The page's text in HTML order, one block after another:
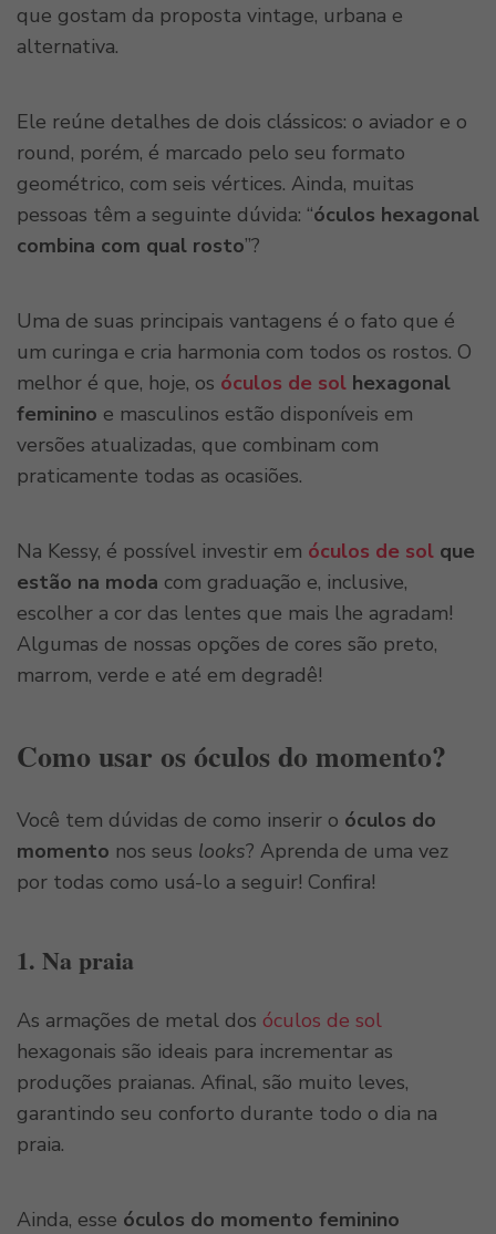
que gostam da proposta vintage, urbana e
alternativa.
Ele reúne detalhes de dois clássicos: o aviador e o
round, porém, é marcado pelo seu formato
geométrico, com seis vértices. Ainda, muitas
pessoas têm a seguinte dúvida: “óculos hexagonal
combina com qual rosto”?
Uma de suas principais vantagens é o fato que é
um curinga e cria harmonia com todos os rostos. O
melhor é que, hoje, os óculos de sol hexagonal
feminino e masculinos estão disponíveis em
versões atualizadas, que combinam com
praticamente todas as ocasiões.
Na Kessy, é possível investir em óculos de sol que
estão na moda com graduação e, inclusive,
escolher a cor das lentes que mais lhe agradam!
Algumas de nossas opções de cores são preto,
marrom, verde e até em degradê!
Como usar os óculos do momento?
Você tem dúvidas de como inserir o óculos do
momento nos seus looks? Aprenda de uma vez
por todas como usá-lo a seguir! Confira!
1. Na praia
As armações de metal dos óculos de sol
hexagonais são ideais para incrementar as
produções praianas. Afinal, são muito leves,
garantindo seu conforto durante todo o dia na
praia.
Ainda, esse óculos do momento feminino